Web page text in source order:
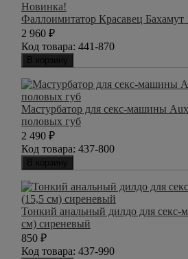
Новинка!
Фаллоимитатор Красавец Бахамут
2 960 ₽
Код товара: 441-870
В корзину
Мастурбатор для секс-машины
половых губ
2 490 ₽
Код товара: 437-800
В корзину
Тонкий анальный дилдо для
см) сиреневый
850 ₽
Код товара: 437-990